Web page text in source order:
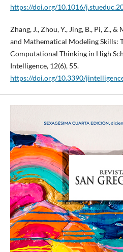
https://doi.org/10.1016/
Zhang, J., Zhou, Y., Jing, B., Pi, Z.,
and Mathematical Modeling Skills:
Computational Thinking in High
Intelligence, 12(6), 55.
https://doi.org/10.3390/